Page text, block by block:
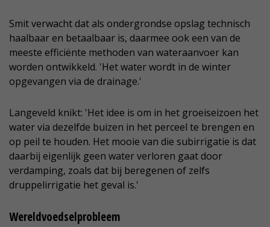
Smit verwacht dat als ondergrondse opslag technisch
haalbaar en betaalbaar is, daarmee ook een van de
meeste efficiënte methoden van wateraanvoer kan
worden ontwikkeld. 'Het water wordt in de winter
opgevangen via de drainage.'
Langeveld knikt: 'Het idee is om in het groeiseizoen het
water via dezelfde buizen in het perceel te brengen en
op peil te houden. Het mooie van die subirrigatie is dat
daarbij eigenlijk geen water verloren gaat door
verdamping, zoals dat bij beregenen of zelfs
druppelirrigatie het geval is.'
Wereldvoedselprobleem